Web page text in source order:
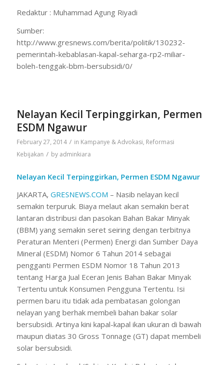
Redaktur : Muhammad Agung Riyadi
Sumber:
http://www.gresnews.com/berita/politik/130232-
pemerintah-kebablasan-kapal-seharga-rp2-miliar-
boleh-tenggak-bbm-bersubsidi/0/
Nelayan Kecil Terpinggirkan, Permen
ESDM Ngawur
February 27, 2014 / in Kampanye & Advokasi, Reformasi
Kebijakan / by adminkiara
Nelayan Kecil Terpinggirkan, Permen ESDM Ngawur
JAKARTA, GRESNEWS.COM – Nasib nelayan kecil
semakin terpuruk. Biaya melaut akan semakin berat
lantaran distribusi dan pasokan Bahan Bakar Minyak
(BBM) yang semakin seret seiring dengan terbitnya
Peraturan Menteri (Permen) Energi dan Sumber Daya
Mineral (ESDM) Nomor 6 Tahun 2014 sebagai
pengganti Permen ESDM Nomor 18 Tahun 2013
tentang Harga Jual Eceran Jenis Bahan Bakar Minyak
Tertentu untuk Konsumen Pengguna Tertentu. Isi
permen baru itu tidak ada pembatasan golongan
nelayan yang berhak membeli bahan bakar solar
bersubsidi. Artinya kini kapal-kapal ikan ukuran di bawah
maupun diatas 30 Gross Tonnage (GT) dapat membeli
solar bersubsidi.